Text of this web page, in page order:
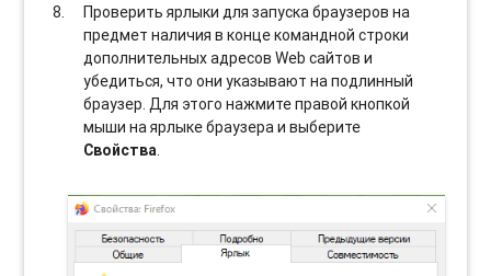
Проверить ярлыки для запуска браузеров на
предмет наличия в конце командной строки
дополнительных адресов Web сайтов и
убедиться, что они указывают на подлинный
браузер. Для этого нажмите правой кнопкой
мыши на ярлыке браузера и выберите
Свойства.